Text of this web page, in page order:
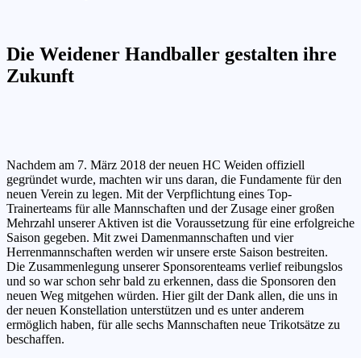
Die Weidener Handballer gestalten ihre
Zukunft
Nachdem am 7. März 2018 der neuen HC Weiden offiziell
gegründet wurde, machten wir uns daran, die Fundamente für den
neuen Verein zu legen. Mit der Verpflichtung eines Top-
Trainerteams für alle Mannschaften und der Zusage einer großen
Mehrzahl unserer Aktiven ist die Voraussetzung für eine erfolgreiche
Saison gegeben. Mit zwei Damenmannschaften und vier
Herrenmannschaften werden wir unsere erste Saison bestreiten.
Die Zusammenlegung unserer Sponsorenteams verlief reibungslos
und so war schon sehr bald zu erkennen, dass die Sponsoren den
neuen Weg mitgehen würden. Hier gilt der Dank allen, die uns in
der neuen Konstellation unterstützen und es unter anderem
ermöglich haben, für alle sechs Mannschaften neue Trikotsätze zu
beschaffen.